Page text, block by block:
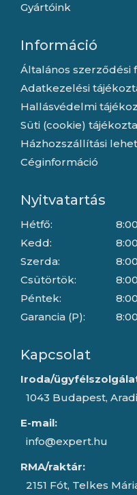
Gyártóink
Információ
Általános szerződési
Adatkezelési
Hallásvédelmi
Süti (cookie)
Házhozszállítási
Céginformáció
Nyitvatartás
Hétfő:
Kedd:
Szerda:
Csütörtök:
Péntek:
Garancia (P):
Kapcsolat
Iroda/
1043 Budapest,
E-mail:
info@expert.hu
RMA/raktár:
2151 Fót, Telkes